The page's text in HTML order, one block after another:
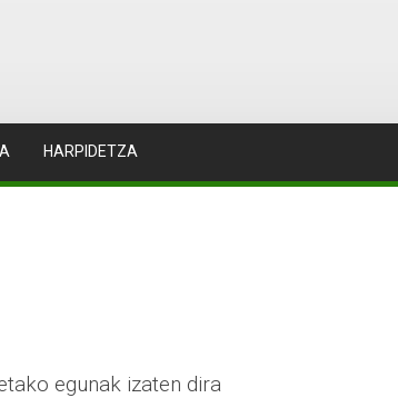
HARPIDETZA
egunak izaten dira